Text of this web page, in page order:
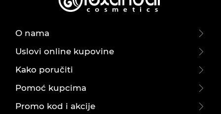
O nama
Uslovi online kupovine
Kako poručiti
Pomoć kupcima
Promo kod i akcije